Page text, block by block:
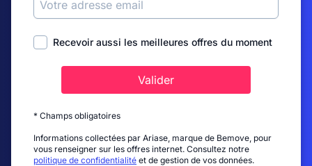
Recevoir aussi les meilleures offres du moment
Valider
* Champs obligatoires
Informations collectées par Ariase, marque de Bemove, pour
vous renseigner sur les offres internet. Consultez notre
politique de confidentialité et de gestion de vos données.